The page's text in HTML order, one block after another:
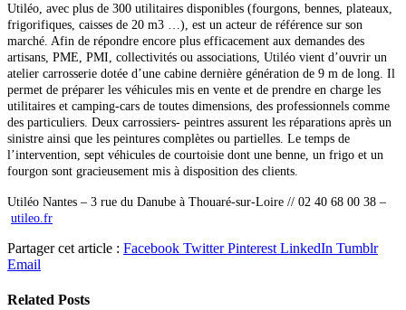
Utiléo, avec plus de 300 utilitaires disponibles (fourgons, bennes, plateaux,
frigorifiques, caisses de 20 m3 …), est un acteur de référence sur son
marché. Afin de répondre encore plus efficacement aux demandes des
artisans, PME, PMI, collectivités ou associations, Utiléo vient d’ouvrir un
atelier carrosserie dotée d’une cabine dernière génération de 9 m de long. Il
permet de préparer les véhicules mis en vente et de prendre en charge les
utilitaires et camping-cars de toutes dimensions, des professionnels comme
des particuliers. Deux carrossiers- peintres assurent les réparations après un
sinistre ainsi que les peintures complètes ou partielles. Le temps de
l’intervention, sept véhicules de courtoisie dont une benne, un frigo et un
fourgon sont gracieusement mis à disposition des clients.
Utiléo Nantes – 3 rue du Danube à Thouaré-sur-Loire // 02 40 68 00 38 –
utileo.fr
Partager cet article : Facebook Twitter Pinterest LinkedIn Tumblr
Email
Related Posts